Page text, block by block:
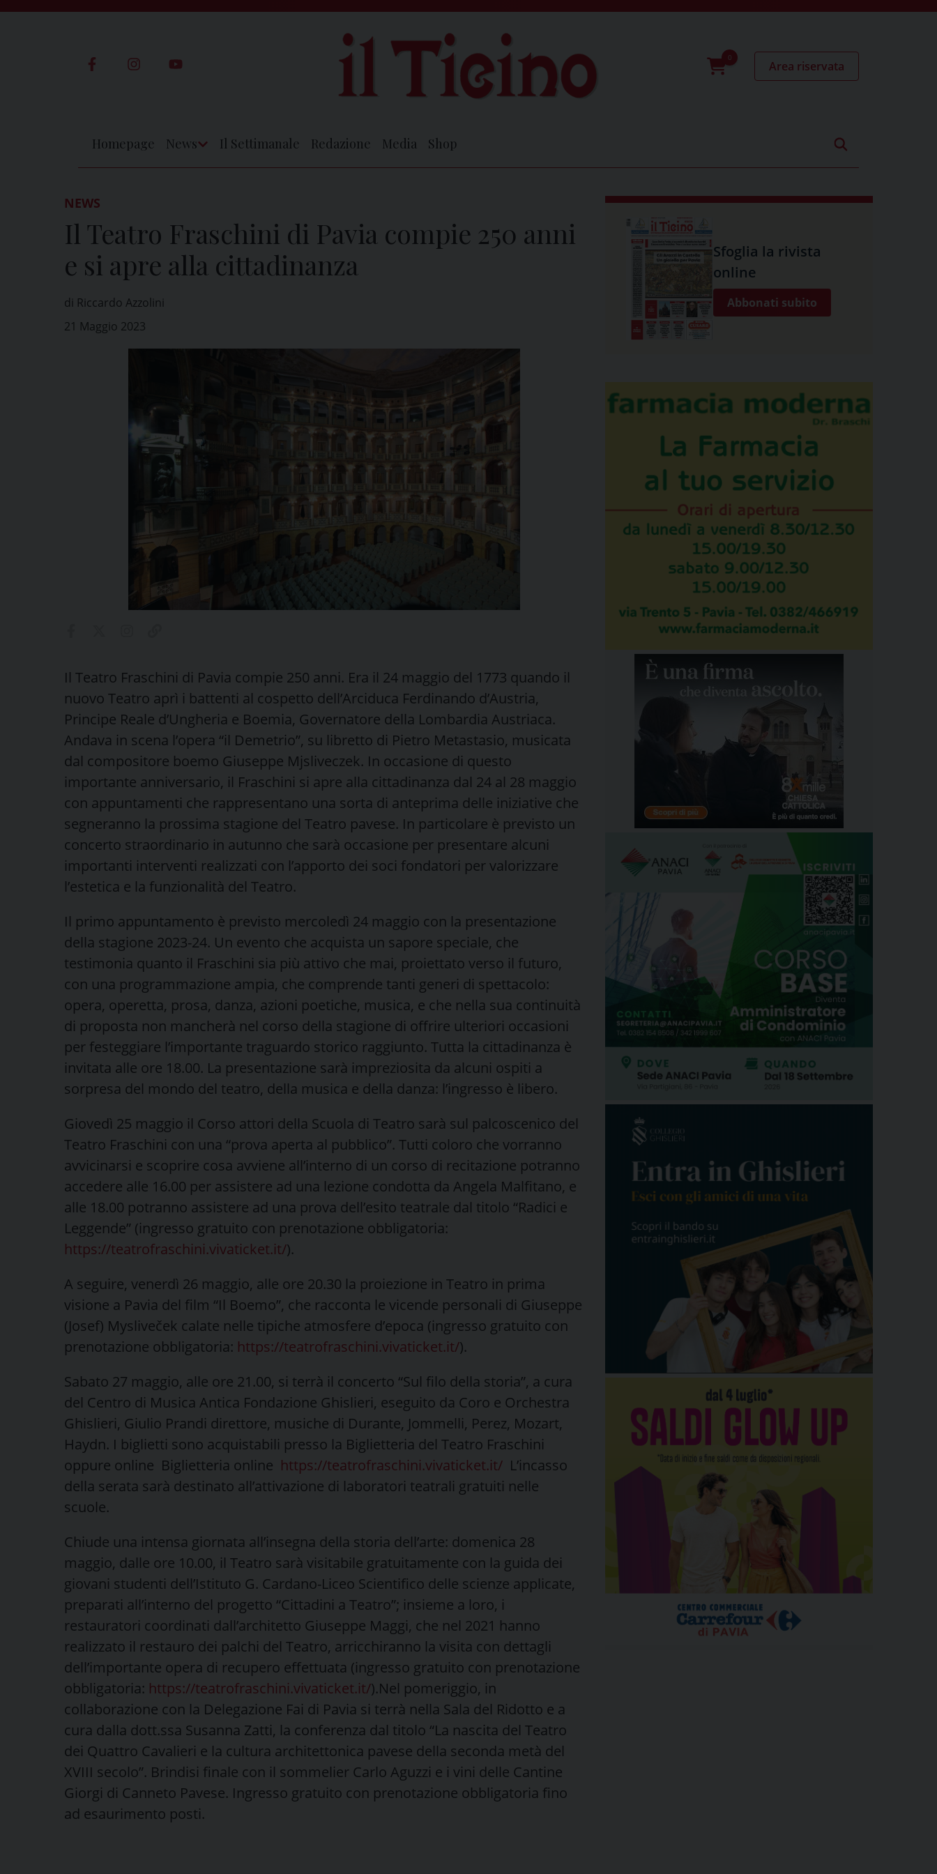
0
Area riservata
Homepage News Il Settimanale Redazione Media Shop
NEWS
Il Teatro Fraschini di Pavia compie 250 anni
e si apre alla cittadinanza
di Riccardo Azzolini
21 Maggio 2023
Il Teatro Fraschini di Pavia compie 250 anni. Era il 24 maggio del 1773 quando il
nuovo Teatro aprì i battenti al cospetto dell’Arciduca Ferdinando d’Austria,
Principe Reale d’Ungheria e Boemia, Governatore della Lombardia Austriaca.
Andava in scena l’opera “il Demetrio”, su libretto di Pietro Metastasio, musicata
dal compositore boemo Giuseppe Mjsliveczek. In occasione di questo
importante anniversario, il Fraschini si apre alla cittadinanza dal 24 al 28 maggio
con appuntamenti che rappresentano una sorta di anteprima delle iniziative che
segneranno la prossima stagione del Teatro pavese. In particolare è previsto un
concerto straordinario in autunno che sarà occasione per presentare alcuni
importanti interventi realizzati con l’apporto dei soci fondatori per valorizzare
l’estetica e la funzionalità del Teatro.
Il primo appuntamento è previsto mercoledì 24 maggio con la presentazione
della stagione 2023-24. Un evento che acquista un sapore speciale, che
testimonia quanto il Fraschini sia più attivo che mai, proiettato verso il futuro,
con una programmazione ampia, che comprende tanti generi di spettacolo:
opera, operetta, prosa, danza, azioni poetiche, musica, e che nella sua continuità
di proposta non mancherà nel corso della stagione di offrire ulteriori occasioni
per festeggiare l’importante traguardo storico raggiunto. Tutta la cittadinanza è
invitata alle ore 18.00. La presentazione sarà impreziosita da alcuni ospiti a
sorpresa del mondo del teatro, della musica e della danza: l’ingresso è libero.
Giovedì 25 maggio il Corso attori della Scuola di Teatro sarà sul palcoscenico del
Teatro Fraschini con una “prova aperta al pubblico”. Tutti coloro che vorranno
avvicinarsi e scoprire cosa avviene all’interno di un corso di recitazione potranno
accedere alle 16.00 per assistere ad una lezione condotta da Angela Malfitano, e
alle 18.00 potranno assistere ad una prova dell’esito teatrale dal titolo “Radici e
Leggende” (ingresso gratuito con prenotazione obbligatoria:
https://teatrofraschini.vivaticket.it/).
A seguire, venerdì 26 maggio, alle ore 20.30 la proiezione in Teatro in prima
visione a Pavia del film “Il Boemo”, che racconta le vicende personali di Giuseppe
(Josef) Mysliveček calate nelle tipiche atmosfere d’epoca (ingresso gratuito con
prenotazione obbligatoria: https://teatrofraschini.vivaticket.it/).
Sabato 27 maggio, alle ore 21.00, si terrà il concerto “Sul filo della storia”, a cura
del Centro di Musica Antica Fondazione Ghislieri, eseguito da Coro e Orchestra
Ghislieri, Giulio Prandi direttore, musiche di Durante, Jommelli, Perez, Mozart,
Haydn. I biglietti sono acquistabili presso la Biglietteria del Teatro Fraschini
oppure online Biglietteria online https://teatrofraschini.vivaticket.it/ L’incasso
della serata sarà destinato all’attivazione di laboratori teatrali gratuiti nelle
scuole.
Chiude una intensa giornata all’insegna della storia dell’arte: domenica 28
maggio, dalle ore 10.00, il Teatro sarà visitabile gratuitamente con la guida dei
giovani studenti dell’Istituto G. Cardano-Liceo Scientifico delle scienze applicate,
preparati all’interno del progetto “Cittadini a Teatro”; insieme a loro, i
restauratori coordinati dall’architetto Giuseppe Maggi, che nel 2021 hanno
realizzato il restauro dei palchi del Teatro, arricchiranno la visita con dettagli
dell’importante opera di recupero effettuata (ingresso gratuito con prenotazione
obbligatoria: https://teatrofraschini.vivaticket.it/).Nel pomeriggio, in
collaborazione con la Delegazione Fai di Pavia si terrà nella Sala del Ridotto e a
cura dalla dott.ssa Susanna Zatti, la conferenza dal titolo “La nascita del Teatro
dei Quattro Cavalieri e la cultura architettonica pavese della seconda metà del
XVIII secolo”. Brindisi finale con il sommelier Carlo Aguzzi e i vini delle Cantine
Giorgi di Canneto Pavese. Ingresso gratuito con prenotazione obbligatoria fino
ad esaurimento posti.
Sfoglia la rivista
online
Abbonati subito